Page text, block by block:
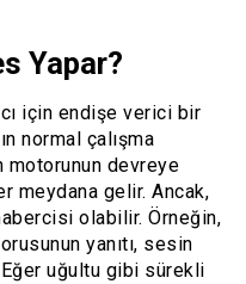
Yapar?
için endişe verici bir
normal çalışma
motorunun devreye
gelir. Ancak,
olabilir. Örneğin,
yanıtı, sesin
uğultu gibi sürekli